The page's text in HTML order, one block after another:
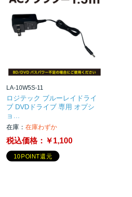
LA-10W5S-11
ロジテック ブルーレイドライ
ブ DVDドライブ 専用 オプシ
ョ…
在庫：在庫わずか
税込価格： ￥1,100
10POINT還元